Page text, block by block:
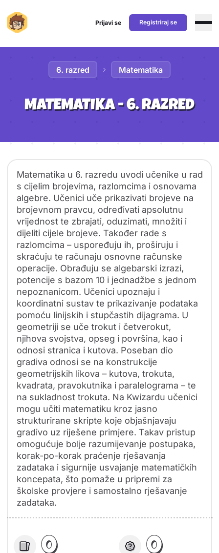
Prijavi se Registriraj se
6. razred Matematika
MATEMATIKA - 6. RAZRED
Pregled predmeta
Matematika u 6. razredu uvodi učenike u rad
s cijelim brojevima, razlomcima i osnovama
algebre. Učenici uče prikazivati brojeve na
brojevnom pravcu, određivati apsolutnu
vrijednost te zbrajati, oduzimati, množiti i
dijeliti cijele brojeve. Također rade s
razlomcima – uspoređuju ih, proširuju i
skraćuju te računaju osnovne računske
operacije. Obrađuju se algebarski izrazi,
potencije s bazom 10 i jednadžbe s jednom
nepoznanicom. Učenici upoznaju i
koordinatni sustav te prikazivanje podataka
pomoću linijskih i stupčastih dijagrama. U
geometriji se uče trokut i četverokut,
njihova svojstva, opseg i površina, kao i
odnosi stranica i kutova. Poseban dio
gradiva odnosi se na konstrukcije
geometrijskih likova – kutova, trokuta,
kvadrata, pravokutnika i paralelograma – te
na sukladnost trokuta. Na Kwizardu učenici
mogu učiti matematiku kroz jasno
strukturirane skripte koje objašnjavaju
gradivo uz riješene primjere. Takav pristup
omogućuje bolje razumijevanje postupaka,
korak-po-korak praćenje rješavanja
zadataka i sigurnije usvajanje matematičkih
koncepata, što pomaže u pripremi za
školske provjere i samostalno rješavanje
zadataka.
0 0